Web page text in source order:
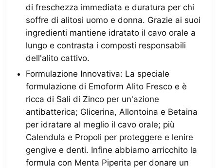
di freschezza immediata e duratura per chi
soffre di alitosi uomo e donna. Grazie ai suoi
ingredienti mantiene idratato il cavo orale a
lungo e contrasta i composti responsabili
dell'alito cattivo.
Formulazione Innovativa: La speciale
formulazione di Emoform Alito Fresco e è
ricca di Sali di Zinco per un'azione
antibatterica; Glicerina, Allontoina e Betaina
per idratare al meglio il cavo orale; più
Calendula e Propoli per proteggere e lenire
gengive e denti. Infine abbiamo arricchito la
formula con Menta Piperita per donare un